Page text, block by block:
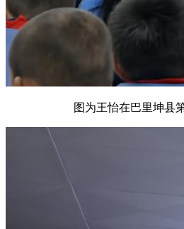
图为王怡在巴里坤县